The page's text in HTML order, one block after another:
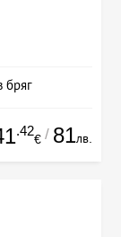
бряг
.42
€ / 81лв.